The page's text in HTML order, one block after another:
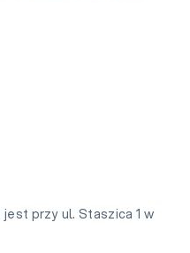
przy ul. Staszica 1 w